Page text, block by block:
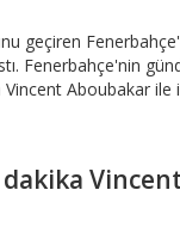
geçiren
Fenerbahçe'nin
Vincent Aboubakar ile
Vincent